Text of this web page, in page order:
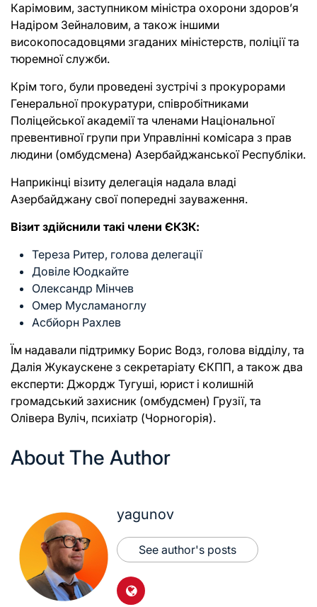
Карімовим, заступником міністра охорони здоров’я
Надіром Зейналовим, а також іншими
високопосадовцями згаданих міністерств, поліції та
тюремної служби.
Крім того, були проведені зустрічі з прокурорами
Генеральної прокуратури, співробітниками
Поліцейської академії та членами Національної
превентивної групи при Управлінні комісара з прав
людини (омбудсмена) Азербайджанської Республіки.
Наприкінці візиту делегація надала владі
Азербайджану свої попередні зауваження.
Візит здійснили такі члени ЄКЗК:
Тереза Ритер, голова делегації
Довіле Юодкайте
Олександр Мінчев
Омер Мусламаноглу
Асбйорн Рахлев
Їм надавали підтримку Борис Водз, голова відділу, та
Далія Жукаускене з секретаріату ЄКПП, а також два
експерти: Джордж Тугуші, юрист і колишній
громадський захисник (омбудсмен) Грузії, та
Оліверa Вуліч, психіатр (Чорногорія).
About The Author
yagunov
See author's posts